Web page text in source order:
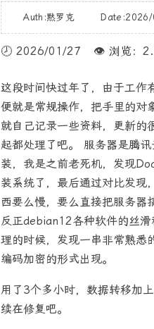
Auth:黙罗克
🕗️ 2026/01/27 👁️ 浏览：
这段时间快过年了，由于工作
便就是常规操作，把手里的对
就自己记录一些资料，更新的
起都处理了吧。 服务器是腾
装，我是之前老死机，发现
装系统了，最后通过对比发现
西要么慢，要么直接把服务器
反正debian12各种软件的丝
理的时候，发现一串非常熟悉
编码加密的形式出现。
用了3个多小时，数据转移加
续在修复吧。